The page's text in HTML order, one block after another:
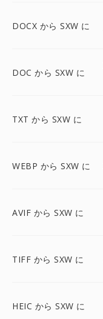
DOCX から SXW に
DOC から SXW に
TXT から SXW に
WEBP から SXW に
AVIF から SXW に
TIFF から SXW に
HEIC から SXW に